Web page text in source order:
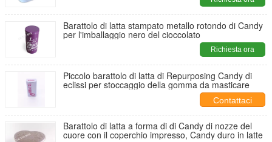
Barattolo di latta stampato metallo rotondo di Candy
per l'imballaggio nero del cioccolato
Richiesta ora
Piccolo barattolo di latta di Repurposing Candy di
eclissi per stoccaggio della gomma da masticare
Contattaci
Barattolo di latta a forma di di Candy di nozze del
cuore con il coperchio impresso, Candy duro in latte